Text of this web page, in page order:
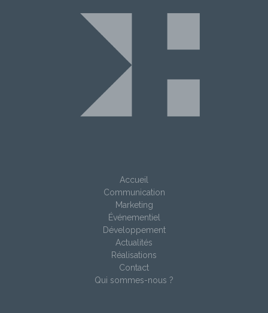
Accueil
Communication
Marketing
Événementiel
Développement
Actualités
Réalisations
Contact
Qui sommes-nous ?